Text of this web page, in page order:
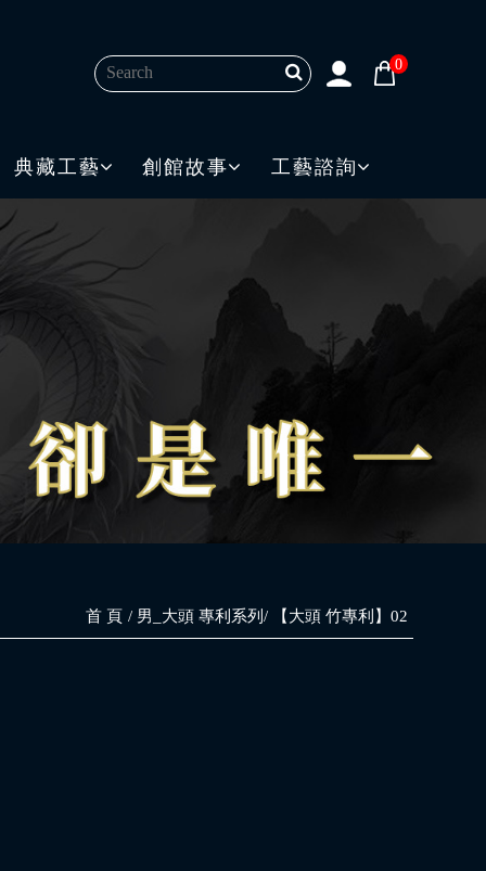
0
典藏工藝 創館故事 工藝諮詢
首 頁 男_大頭 專利系列 【大頭 竹專利】02